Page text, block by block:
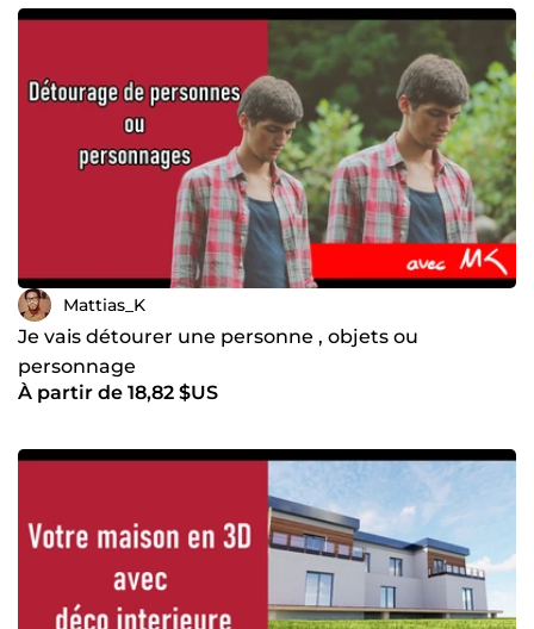
Mattias_K
Je vais détourer une personne , objets ou
personnage
À partir de 18,82 $US